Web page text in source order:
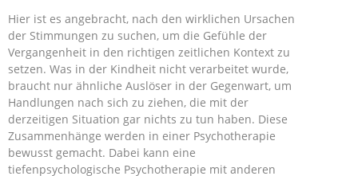
Hier ist es angebracht, nach den wirklichen Ursachen
der Stimmungen zu suchen, um die Gefühle der
Vergangenheit in den richtigen zeitlichen Kontext zu
setzen. Was in der Kindheit nicht verarbeitet wurde,
braucht nur ähnliche Auslöser in der Gegenwart, um
Handlungen nach sich zu ziehen, die mit der
derzeitigen Situation gar nichts zu tun haben. Diese
Zusammenhänge werden in einer Psychotherapie
bewusst gemacht. Dabei kann eine
tiefenpsychologische Psychotherapie mit anderen